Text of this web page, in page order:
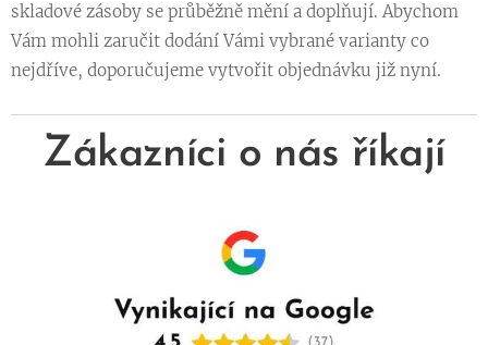
skladové zásoby se průběžně mění a doplňují. Abychom
Vám mohli zaručit dodání Vámi vybrané varianty co
nejdříve, doporučujeme vytvořit objednávku již nyní.
Zákazníci o nás říkají